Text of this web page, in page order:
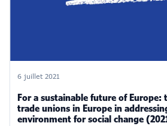
6 juillet 2021
For a sustainable future of Europe:
trade unions in Europe in
environment for social change